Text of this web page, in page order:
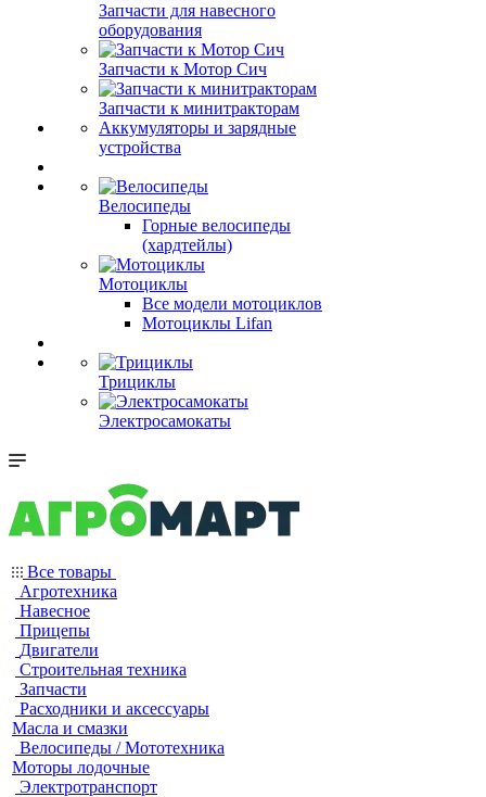
Запчасти для навесного
оборудования
Запчасти к Мотор Сич
Запчасти к минитракторам
Аккумуляторы и зарядные
устройства
Велосипеды
Горные велосипеды
(хардтейлы)
Мотоциклы
Все модели мотоциклов
Мотоциклы Lifan
Трициклы
Электросамокаты
Все товары
Агротехника
Навесное
Прицепы
Двигатели
Строительная техника
Запчасти
Расходники и аксессуары
Масла и смазки
Велосипеды / Мототехника
Моторы лодочные
Электротранспорт